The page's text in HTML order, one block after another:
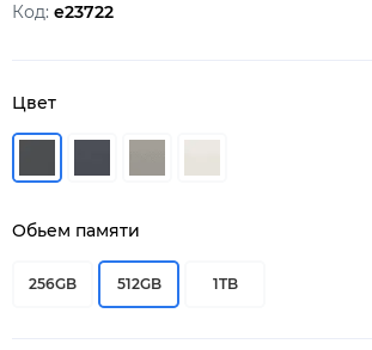
Код: e23722
Цвет
Обьем памяти
256GB 512GB 1TB